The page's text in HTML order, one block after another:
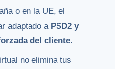
o en la UE, el
adaptado a PSD2 y
del cliente.
no elimina tus